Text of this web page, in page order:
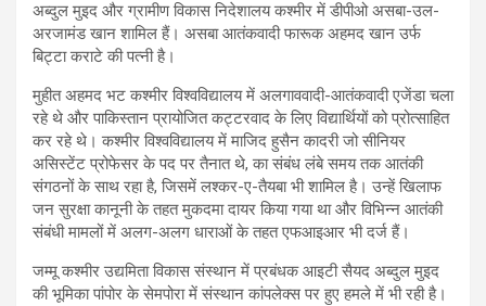
अब्दुल मुइद और ग्रामीण विकास निदेशालय कश्मीर में डीपीओ असबा-उल-
अरजामंड खान शामिल हैं। असबा आतंकवादी फारूक अहमद खान उर्फ
बिट्टा कराटे की पत्नी है।
मुहीत अहमद भट कश्मीर विश्वविद्यालय में अलगाववादी-आतंकवादी एजेंडा चला
रहे थे और पाकिस्तान प्रायोजित कट्टरवाद के लिए विद्यार्थियों को प्रोत्साहित
कर रहे थे। कश्मीर विश्वविद्यालय में माजिद हुसैन कादरी जो सीनियर
असिस्टेंट प्रोफेसर के पद पर तैनात थे, का संबंध लंबे समय तक आतंकी
संगठनों के साथ रहा है, जिसमें लश्कर-ए-तैयबा भी शामिल है। उन्हें खिलाफ
जन सुरक्षा कानूनी के तहत मुकदमा दायर किया गया था और विभिन्न आतंकी
संबंधी मामलों में अलग-अलग धाराओं के तहत एफआइआर भी दर्ज हैं।
जम्मू कश्मीर उद्यमिता विकास संस्थान में प्रबंधक आइटी सैयद अब्दुल मुइद
की भूमिका पांपोर के सेमपोरा में संस्थान कांपलेक्स पर हुए हमले में भी रही है।